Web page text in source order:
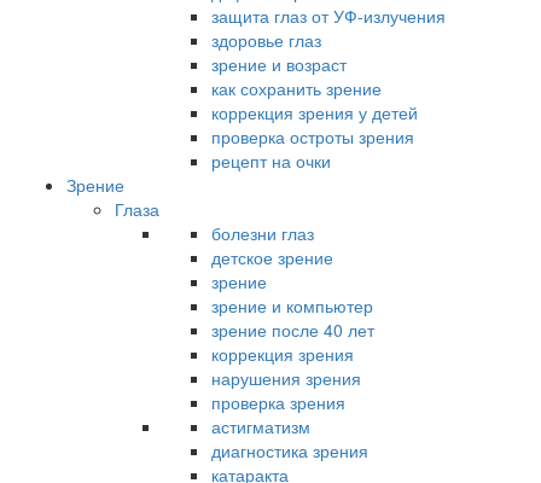
защита глаз от УФ-излучения
здоровье глаз
зрение и возраст
как сохранить зрение
коррекция зрения у детей
проверка остроты зрения
рецепт на очки
Зрение
Глаза
болезни глаз
детское зрение
зрение
зрение и компьютер
зрение после 40 лет
коррекция зрения
нарушения зрения
проверка зрения
астигматизм
диагностика зрения
катаракта